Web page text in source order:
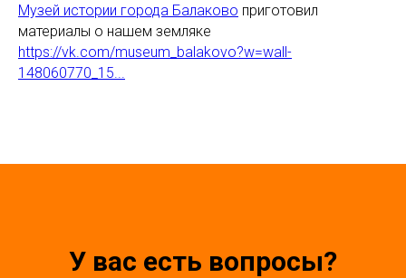
Музей истории города Балаково приготовил
материалы о нашем земляке
https://vk.com/museum_balakovo?w=wall-
148060770_15...
У вас есть вопросы?